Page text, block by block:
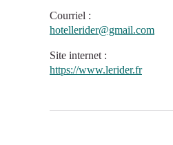
Courriel :
hotellerider@gmail.com
Site internet :
https://www.lerider.fr